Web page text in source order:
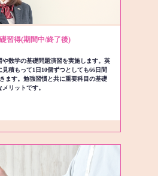
習得(期間中/終了後)
数学の基礎問題演習を実施します。英
積もって1日10個ずつとしても66日間
ます。勉強習慣と共に重要科目の基礎
リットです。